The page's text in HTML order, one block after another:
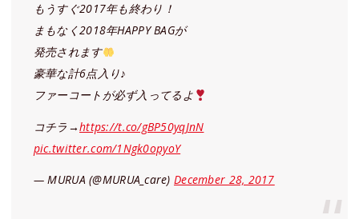
もうすぐ2017年も終わり！
まもなく2018年HAPPY BAGが
発売されます
豪華な計6点入り♪
ファーコートが必ず入ってるよ
コチラ→https://t.co/gBP50yqJnN
pic.twitter.com/1Ngk0opyoY
— MURUA (@MURUA_care)December 28, 2017